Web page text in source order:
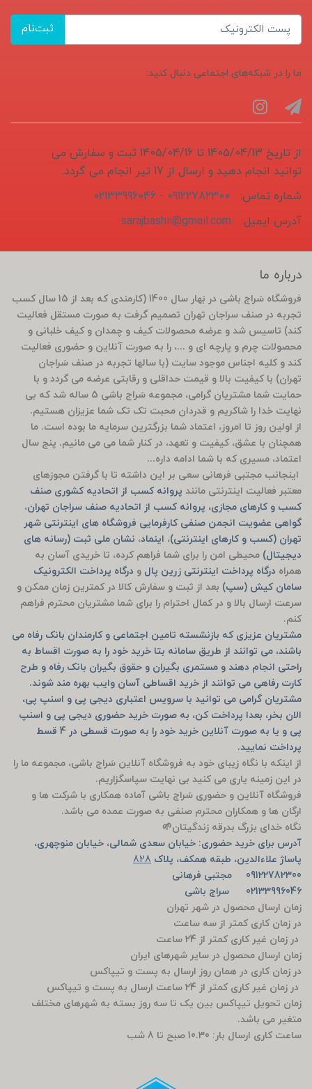
ثبت‌نام
ما را در شبکه‌های اجتماعی دنبال کنید:
از تاریخ 1405/04/13 تا 1405/04/16 ثبت و سفارش می
توانید انجام دهید و ارسال از 17 تیر انجام می گردد.
شماره تماس:
09122782300 - 02133996046
آدرس ایمیل:
sarajbashii@gmail.com
درباره ما
فروشگاه سَراج باشی در بَهار سال 1400 (کارمندی که بعد از 15 سال کسب
تجربه در صنف سراجان تهران تصمیم گرفت به صورت مستقل فعالیت
کند) تاسیس شد و عرضه محصولات کیف و چمدان و کیف خلبانی و
محصولات چرم و پارچه ای و ...، را به صورت آنلاین و حضوری فعالیت
کند و کلیه اجناس موجود سایت (با سالها تجربه در صنف سَراجان
تهران) با کیفیت بالا و قیمت حداقلی و رقابتی عرضه می گردد و با
حمایت شما مشتریان گرامی، مجموعه سَراج باشی 5 ساله شد که بی
نهایت خدا را شاکریم و قدردان محبت تک تک شما عزیزان هستیم.
از اولین روز تا امروز، اعتماد شما بزرگترین سرمایه ما بوده است. ما
همچنان با عشق، کیفیت و تعهد، در کنار شما می می مانیم. پنج سال
اعتماد، مسیری که با شما ادامه داره...
اینجانب مجتبی فرهانی سعی بر این داشته تا با گرفتن مجوزهای
معتبر فعالیت اینترنتی مانند پروانه کسب از اتحادیه کشوری صنف
کسب و کارهای مجازی، پروانه کسب از اتحادیه صنف سراجان تهران،
گواهی عضویت انجمن صنفی کارفرمایی فروشگاه های اینترنتی شهر
تهران (کسب و کارهای اینترنتی)، اینماد، نشان ملی ثبت (رسانه های
دیجیتال) محیطی امن را برای شما فراهم کرده، تا خریدی آسان به
همراه درگاه پرداخت اینترنتی زرین پال و درگاه پرداخت الکترونیک
سامان کیش (سپ) بعد از ثبت و سفارش کالا در کمترین زمان ممکن و
سرعت ارسال بالا و در کمال احترام را برای شما مشتریان محترم فراهم
کنم.
مشتریان عزیزی که بازنشسته تامین اجتماعی و کارمندان بانک رفاه می
باشند، می توانند از طریق سامانه بتا خرید خود را به صورت اقساط به
راحتی انجام دهند و مستمری بگیران و حقوق بگیران بانک رفاه و طرح
کارت رفاهی می توانند از خرید اقساطی آسان وایب بهره مند شوند.
مشتریان گرامی می توانید با سرویس اعتباری دیجی پی و اسنپ پی،
الان بخر، بعدا پرداخت کن، به صورت خرید حضوری دیجی پی و اسنپ
پی و یا به صورت آنلاین خرید خود را به صورت قسطی در 4 قسط
پرداخت نمایید.
از اینکه با نگاه زیبای خود به فروشگاه آنلاین سَراج باشی، مجموعه ما را
در این زمینه یاری می کنید بی نهایت سپاسگزاریم.
فروشگاه آنلاین و حضوری سَراج باشی آماده همکاری با شرکت ها و
ارگان ها و همکاران محترم صنفی به صورت عمده می باشد.
نگاه خدای بزرگ بدرقه زندگیتان🌱
آدرس برای خرید حضوری: خیابان سعدی شمالی، خیابان منوچهری،
پاساژ علاءالدین، طبقه همکف، پلاک 828
09122782300 مجتبی فرهانی
02133996046 سراج باشی
زمان ارسال محصول در شهر تهران
در زمان کاری کمتر از سه ساعت
در زمان غیر کاری کمتر از 24 ساعت
زمان ارسال محصول در سایر شهرهای ایران
در زمان کاری در همان روز ارسال به پست و تیپاکس
در زمان غیر کاری کمتر از 24 ساعت ارسال به پست و تیپاکس
زمان تحویل تیپاکس بین یک تا سه روز بسته به شهرهای مختلف
متغیر می باشد.
ساعت کاری ارسال بار: 10.30 صبح تا 8 شب